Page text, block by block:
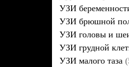
УЗИ
УЗИ брюшной
УЗИ головы и
УЗИ грудной
УЗИ малого таза